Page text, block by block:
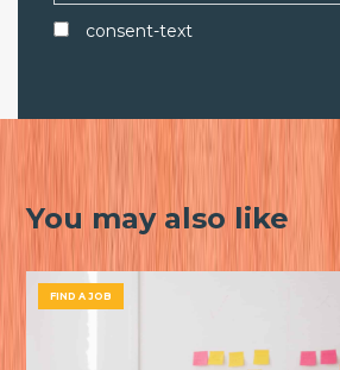
consent-text
You may also like
FIND A JOB